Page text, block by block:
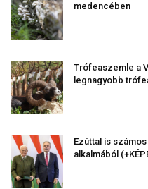
medencében
Trófeaszemle a
legnagyobb
Ezúttal is
alkalmából